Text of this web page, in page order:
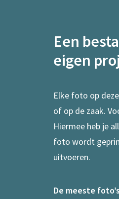
Een
eigen
Elke foto op
of op de zaak.
Hiermee heb je
foto wordt
uitvoeren.
De meeste